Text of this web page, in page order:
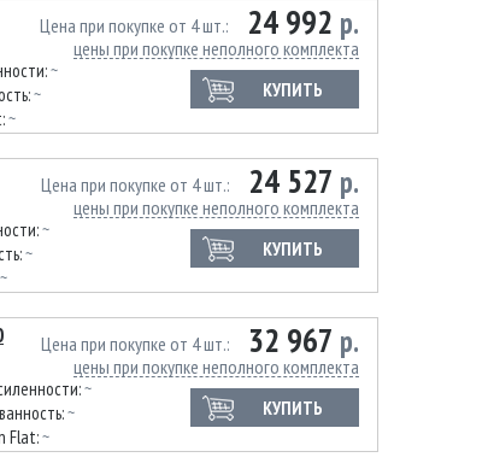
24 992 р.
Цена при покупке от 4 шт.
цены при покупке неполного комплекта
КУПИТЬ
~
~
~
24 527 р.
Цена при покупке от 4 шт.
цены при покупке неполного комплекта
КУПИТЬ
~
~
~
32 967 р.
Цена при покупке от 4 шт.
цены при покупке неполного комплекта
КУПИТЬ
~
~
Flat:~